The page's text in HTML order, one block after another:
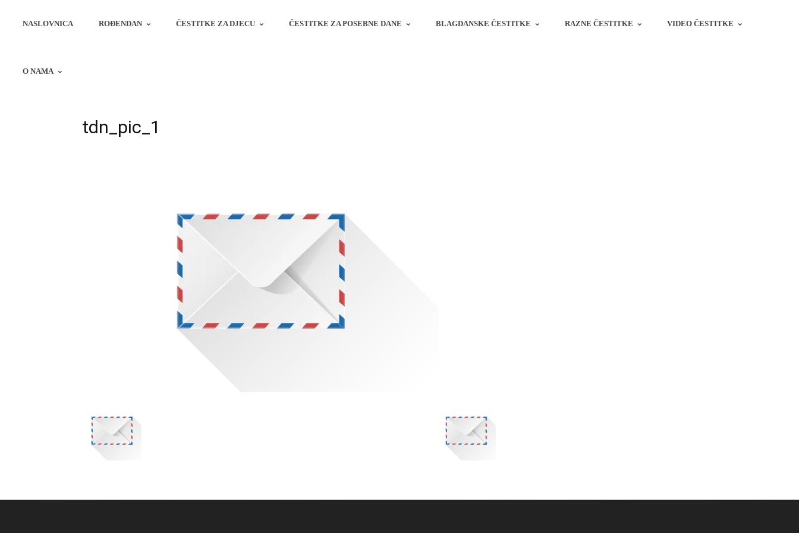
NASLOVNICA ROĐENDAN ČESTITKE ZA DJECU ČESTITKE ZA POSEBNE DANE BLAGDANSKE ČESTITKE RAZNE ČESTITKE VIDEO ČESTITKE
O NAMA
tdn_pic_1